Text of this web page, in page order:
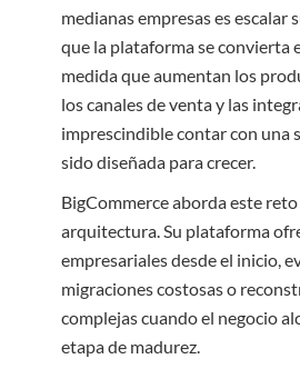
medianas empresas es escalar
que la plataforma se convierta
medida que aumentan los
los canales de venta y las
imprescindible contar con una
sido diseñada para crecer.
BigCommerce aborda este reto
arquitectura. Su plataforma
empresariales desde el inicio,
migraciones costosas o
complejas cuando el negocio
etapa de madurez.